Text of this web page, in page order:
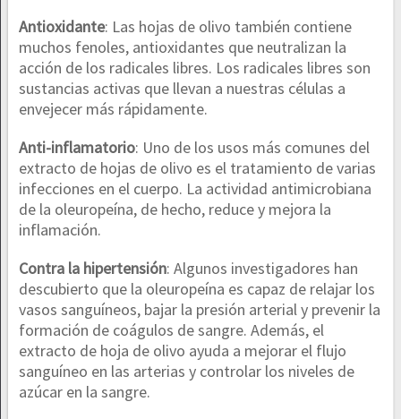
Antioxidante: Las hojas de olivo también contiene
muchos fenoles, antioxidantes que neutralizan la
acción de los radicales libres. Los radicales libres son
sustancias activas que llevan a nuestras células a
envejecer más rápidamente.
Anti-inflamatorio: Uno de los usos más comunes del
extracto de hojas de olivo es el tratamiento de varias
infecciones en el cuerpo. La actividad antimicrobiana
de la oleuropeína, de hecho, reduce y mejora la
inflamación.
Contra la hipertensión: Algunos investigadores han
descubierto que la oleuropeína es capaz de relajar los
vasos sanguíneos, bajar la presión arterial y prevenir la
formación de coágulos de sangre. Además, el
extracto de hoja de olivo ayuda a mejorar el flujo
sanguíneo en las arterias y controlar los niveles de
azúcar en la sangre.